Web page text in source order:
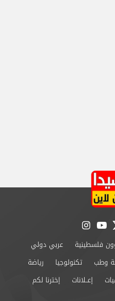
youtube
instagram
فلسطينية
عربي دولي
وطب تكنولوجيا
رياضة
إعــلانات
إخترنا لكم